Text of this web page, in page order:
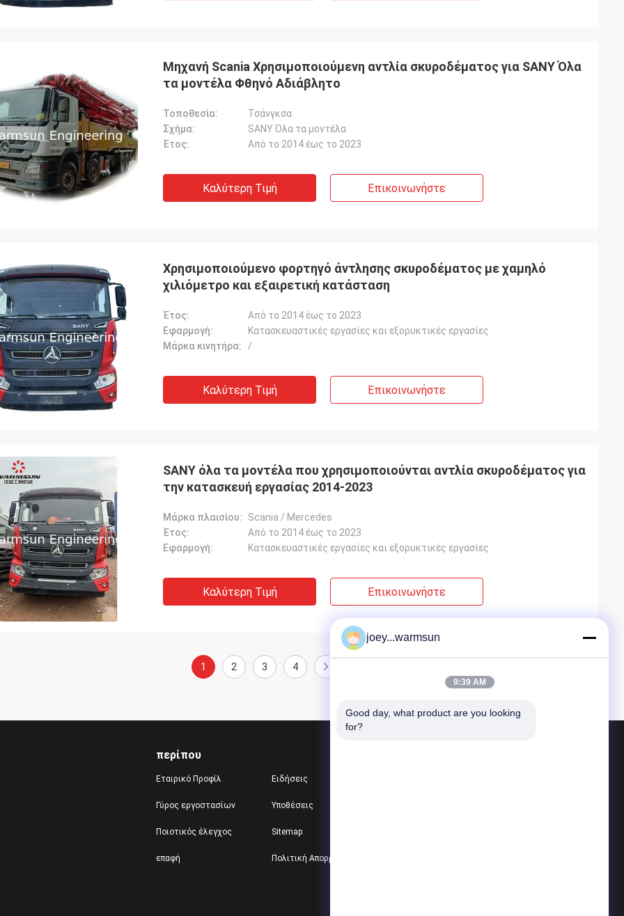
Μηχανή Scania Χρησιμοποιούμενη αντλία σκυροδέματος για SANY Όλα
τα μοντέλα Φθηνό Αδιάβλητο
Τοποθεσία:
Τσάνγκσα
Σχήμα:
SANY Όλα τα μοντέλα
Έτος:
Από το 2014 έως το 2023
Καλύτερη Τιμή Επικοινωνήστε
Χρησιμοποιούμενο φορτηγό άντλησης σκυροδέματος με χαμηλό
χιλιόμετρο και εξαιρετική κατάσταση
Έτος:
Από το 2014 έως το 2023
Εφαρμογή:
Κατασκευαστικές εργασίες και εξορυκτικές εργασίες
Μάρκα κινητήρα:
/
Καλύτερη Τιμή Επικοινωνήστε
SANY όλα τα μοντέλα που χρησιμοποιούνται αντλία σκυροδέματος για
την κατασκευή εργασίας 2014-2023
Μάρκα πλαισίου:
Scania / Mercedes
Έτος:
Από το 2014 έως το 2023
Εφαρμογή:
Κατασκευαστικές εργασίες και εξορυκτικές εργασίες
Καλύτερη Τιμή Επικοινωνήστε
1 2 3 4
περίπου
Εταιρικό Προφίλ
Γύρος εργοστασίων
Ποιοτικός έλεγχος
επαφή
Ειδήσεις
Υποθέσεις
Sitemap
Πολιτική Απορρήτου
joey...warmsun
9:39 AM
Good day, what product are you looking
for?